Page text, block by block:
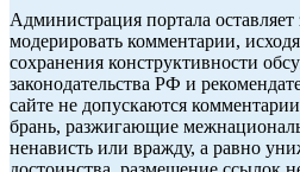
Администрация портала оставляет
модерировать комментарии,
сохранения конструктивности
законодательства РФ и
сайте не допускаются
брань, разжигающие
ненависть или вражду, а равно